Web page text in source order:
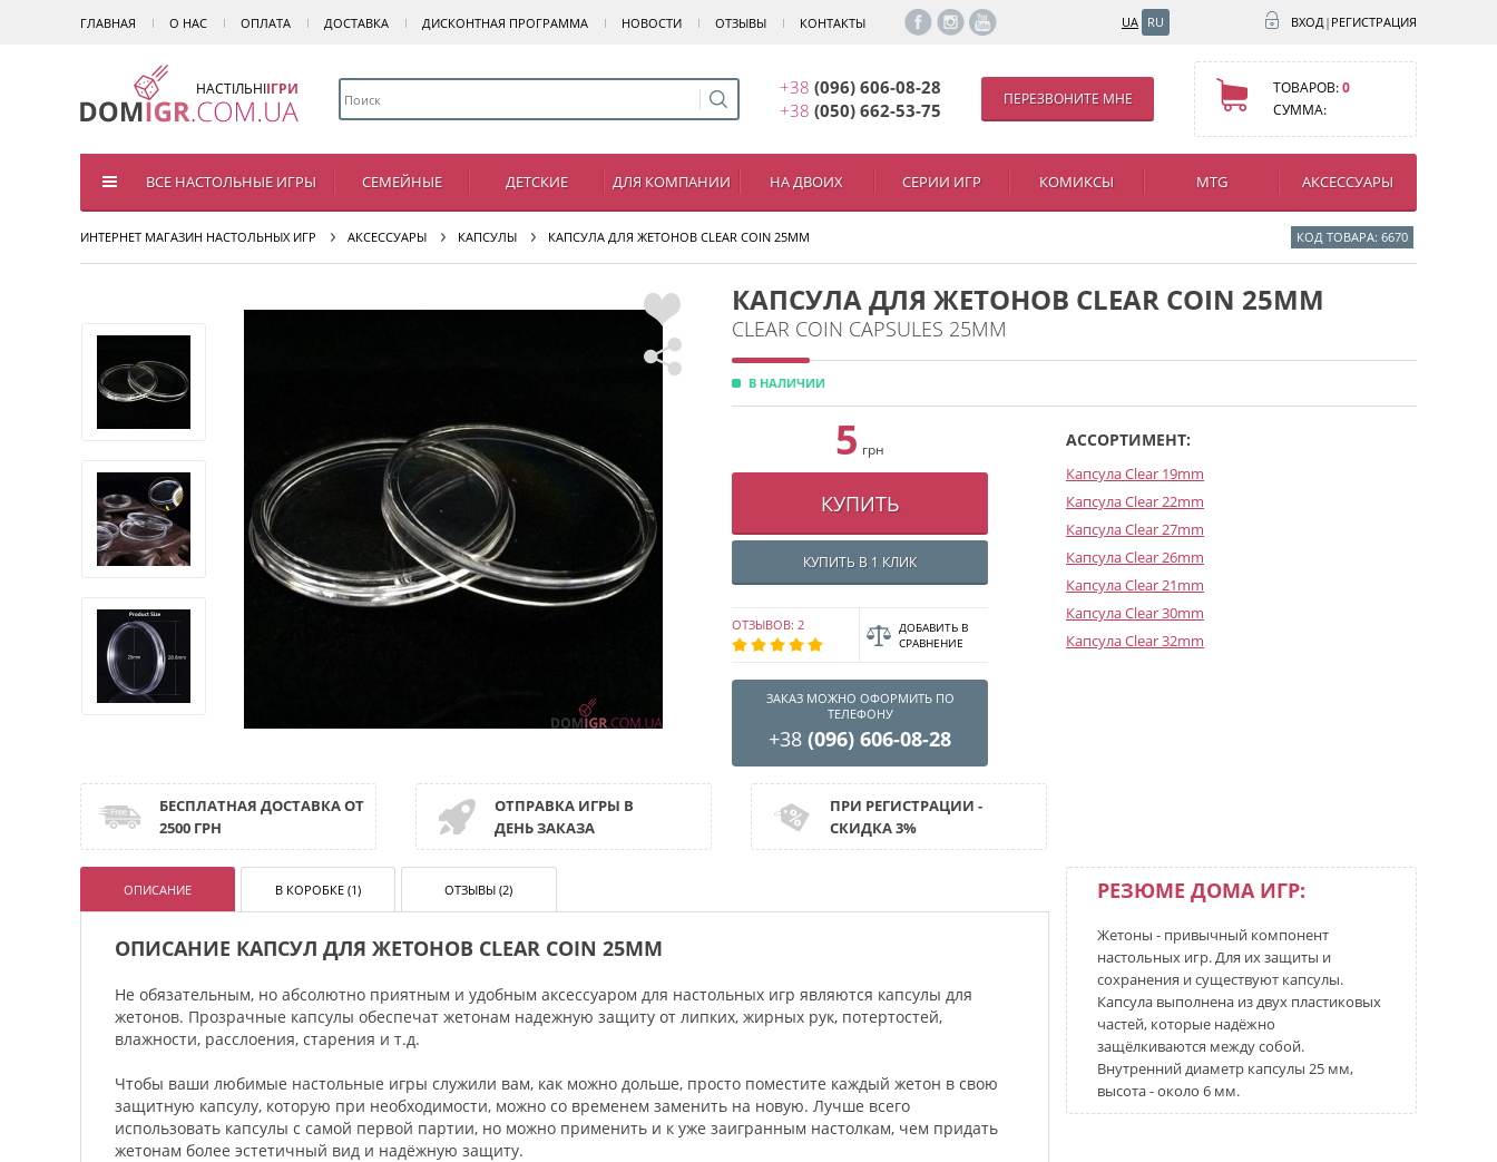
ГЛАВНАЯ О НАС ОПЛАТА ДОСТАВКА ДИСКОНТНАЯ ПРОГРАММА НОВОСТИ ОТЗЫВЫ КОНТАКТЫ UA RU ВХОД| РЕГИСТРАЦИЯ
НАСТІЛЬНІІГРИ +38 (096) 606-08-28
+38 (050) 662-53-75
ПЕРЕЗВОНИТЕ МНЕ
ТОВАРОВ:0
СУММА:
ВСЕ НАСТОЛЬНЫЕ ИГРЫ СЕМЕЙНЫЕ ДЕТСКИЕ ДЛЯ КОМПАНИИ НА ДВОИХ СЕРИИ ИГР КОМИКСЫ MTG АКСЕССУАРЫ
ИНТЕРНЕТ МАГАЗИН НАСТОЛЬНЫХ ИГР АКСЕССУАРЫ КАПСУЛЫ КАПСУЛА ДЛЯ ЖЕТОНОВ CLEAR COIN 25MM КОД ТОВАРА: 6670
КАПСУЛА ДЛЯ ЖЕТОНОВ CLEAR COIN 25MM
CLEAR COIN CAPSULES 25MM
В НАЛИЧИИ
5 грн
КУПИТЬ
КУПИТЬ В 1 КЛИК
ОТЗЫВОВ: 2
ДОБАВИТЬ В
СРАВНЕНИЕ
ЗАКАЗ МОЖНО ОФОРМИТЬ ПО
ТЕЛЕФОНУ
+38 (096) 606-08-28
АССОРТИМЕНТ:
Капсула Clear 19mm
Капсула Clear 22mm
Капсула Clear 27mm
Капсула Clear 26mm
Капсула Clear 21mm
Капсула Clear 30mm
Капсула Clear 32mm
БЕСПЛАТНАЯ ДОСТАВКА ОТ
2500 ГРН
ОТПРАВКА ИГРЫ В
ДЕНЬ ЗАКАЗА
ПРИ РЕГИСТРАЦИИ -
СКИДКА 3%
РЕЗЮМЕ ДОМА ИГР:
Жетоны - привычный компонент
настольных игр. Для их защиты и
сохранения и существуют капсулы.
Капсула выполнена из двух пластиковых
частей, которые надёжно
защёлкиваются между собой.
Внутренний диаметр капсулы 25 мм,
высота - около 6 мм.
ОПИСАНИЕ В КОРОБКЕ (1) ОТЗЫВЫ (2)
ОПИСАНИЕ КАПСУЛ ДЛЯ ЖЕТОНОВ CLEAR COIN 25MM
Не обязательным, но абсолютно приятным и удобным аксессуаром для настольных игр являются капсулы для
жетонов. Прозрачные капсулы обеспечат жетонам надежную защиту от липких, жирных рук, потертостей,
влажности, расслоения, старения и т.д.
Чтобы ваши любимые настольные игры служили вам, как можно дольше, просто поместите каждый жетон в свою
защитную капсулу, которую при необходимости, можно со временем заменить на новую. Лучше всего
использовать капсулы с самой первой партии, но можно применить и к уже заигранным настолкам, чем придать
жетонам более эстетичный вид и надёжную защиту.